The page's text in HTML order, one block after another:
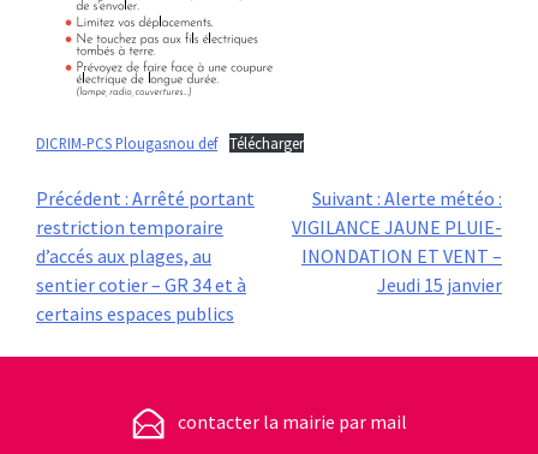
DICRIM-PCS Plougasnou def Télécharger
Navigation
de
l’article
Précédent : Arrêté portant
restriction temporaire
d’accés aux plages, au
sentier cotier – GR 34 et à
certains espaces publics
Suivant : Alerte météo :
VIGILANCE JAUNE PLUIE-
INONDATION ET VENT –
Jeudi 15 janvier
contacter la mairie par mail